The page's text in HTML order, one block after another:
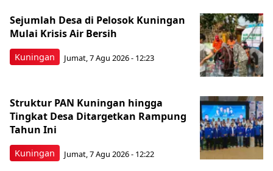
Kuningan
Sejumlah Desa di Pelosok Kuningan
Mulai Krisis Air Bersih
Jumat, 7 Agu 2026 - 12:23
Kuningan
Struktur PAN Kuningan hingga
Tingkat Desa Ditargetkan Rampung
Tahun Ini
Jumat, 7 Agu 2026 - 12:22